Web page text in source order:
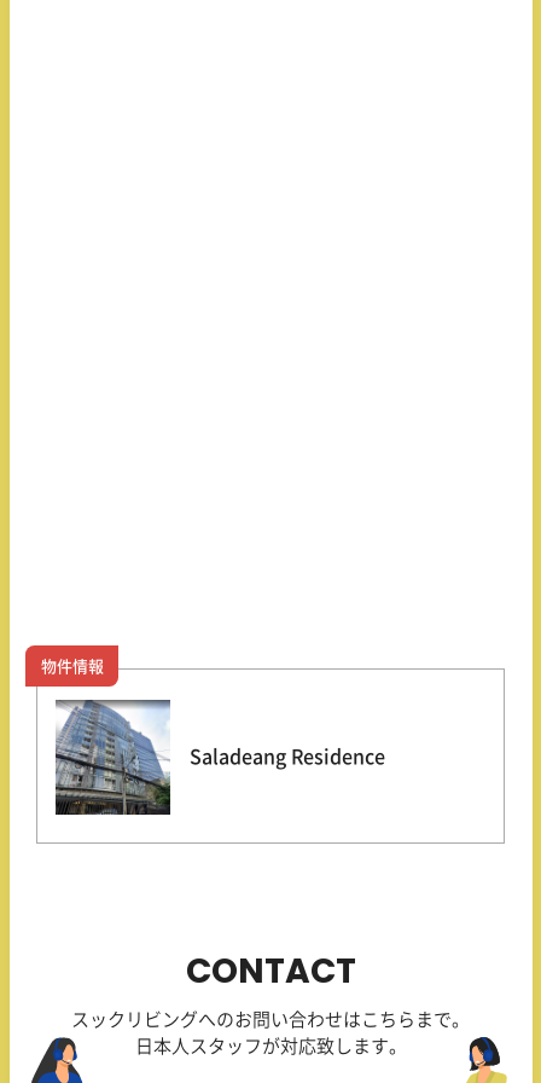
物件情報
Saladeang Residence
CONTACT
スックリビングへのお問い合わせはこちらまで。
日本人スタッフが対応致します。